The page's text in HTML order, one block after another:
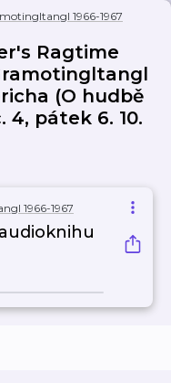
1966-1967
Ragtime
(O hudbě
4, pátek 6. 10.
1966-1967